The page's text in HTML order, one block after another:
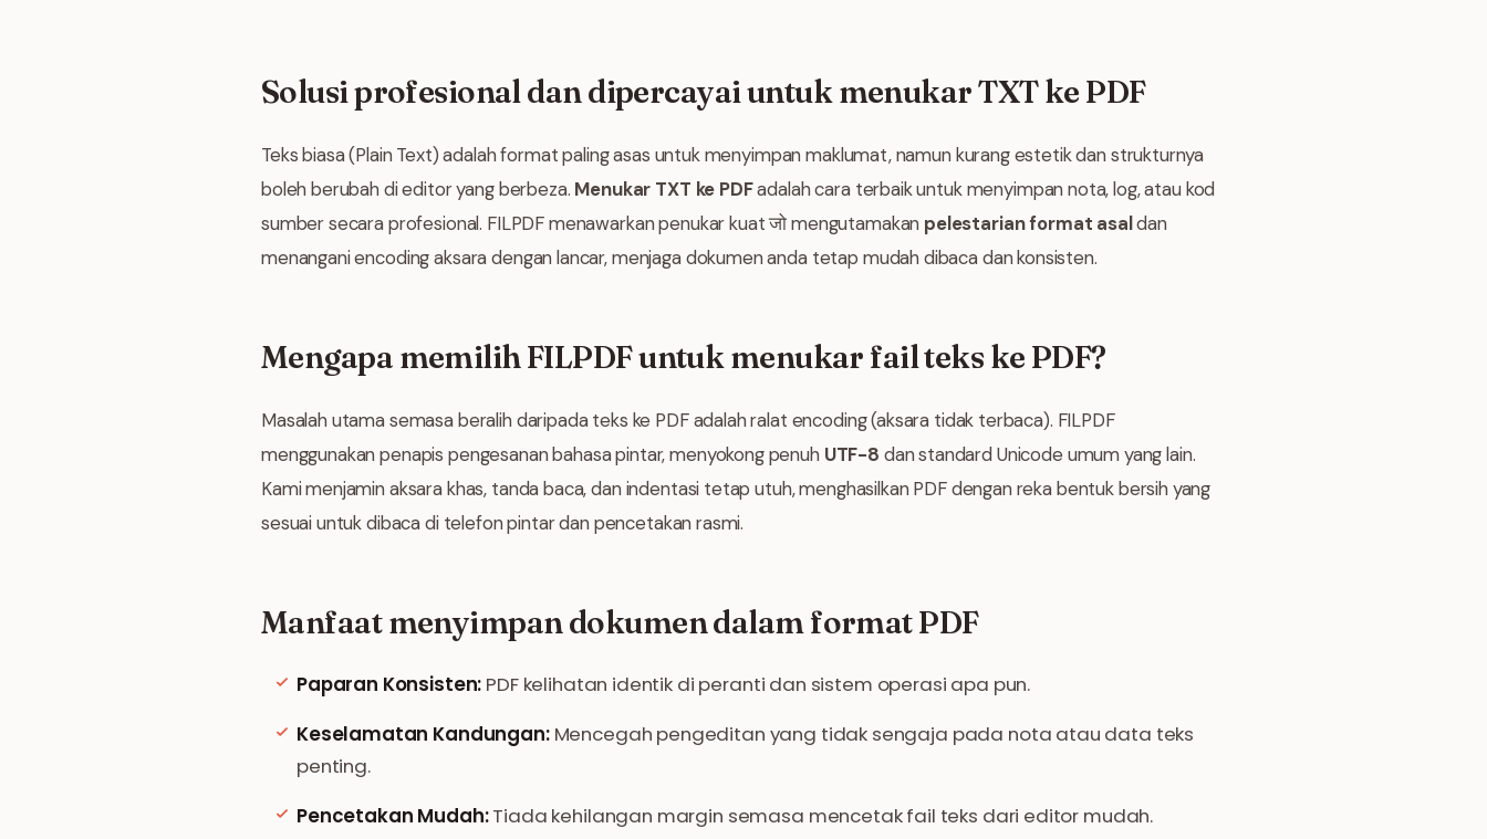
Solusi profesional dan dipercayai untuk menukar TXT ke PDF
Teks biasa (Plain Text) adalah format paling asas untuk menyimpan maklumat, namun kurang estetik dan strukturnya
boleh berubah di editor yang berbeza. Menukar TXT ke PDFadalah cara terbaik untuk menyimpan nota, log, atau kod
sumber secara profesional. FILPDF menawarkan penukar kuat जो mengutamakan pelestarian format asaldan
menangani encoding aksara dengan lancar, menjaga dokumen anda tetap mudah dibaca dan konsisten.
Mengapa memilih FILPDF untuk menukar fail teks ke PDF?
Masalah utama semasa beralih daripada teks ke PDF adalah ralat encoding (aksara tidak terbaca). FILPDF
menggunakan penapis pengesanan bahasa pintar, menyokong penuh UTF-8 dan standard Unicode umum yang lain.
Kami menjamin aksara khas, tanda baca, dan indentasi tetap utuh, menghasilkan PDF dengan reka bentuk bersih yang
sesuai untuk dibaca di telefon pintar dan pencetakan rasmi.
Manfaat menyimpan dokumen dalam format PDF
Paparan Konsisten: PDF kelihatan identik di peranti dan sistem operasi apa pun.
Keselamatan Kandungan:Mencegah pengeditan yang tidak sengaja pada nota atau data teks
penting.
Pencetakan Mudah:Tiada kehilangan margin semasa mencetak fail teks dari editor mudah.